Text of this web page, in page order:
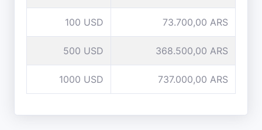
100 USD 73.700,00 ARS
500 USD 368.500,00 ARS
1000 USD 737.000,00 ARS